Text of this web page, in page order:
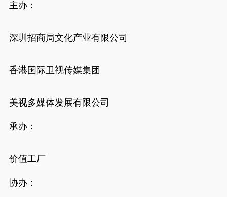
主办：
深圳招商局文化产业有限公司
香港国际卫视传媒集团
美视多媒体发展有限公司
承办：
价值工厂
协办：